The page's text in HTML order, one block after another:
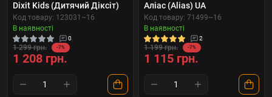
Dixit Kids (Дитячий Діксіт)
Код товару: 123031~16
В наявності
0
1 299 грн. -7%
1 208 грн.
Аліас (Alias) UA
Код товару: 71499~16
В наявності
2
1 199 грн. -7%
1 115 грн.